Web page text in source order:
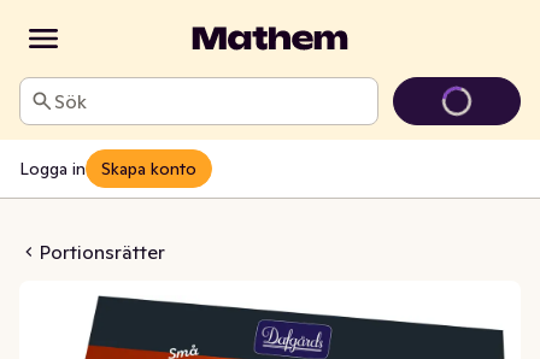
Sök
Logga in Skapa konto
Portionsrätter
Fryst